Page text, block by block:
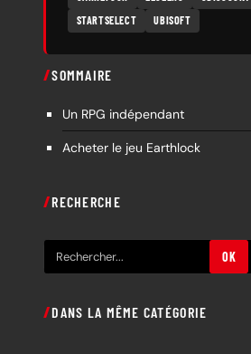
STARTSELECT
UBISOFT
SOMMAIRE
Un RPG indépendant
Acheter le jeu Earthlock
RECHERCHE
e
h
OK
DANS LA MÊME CATÉGORIE